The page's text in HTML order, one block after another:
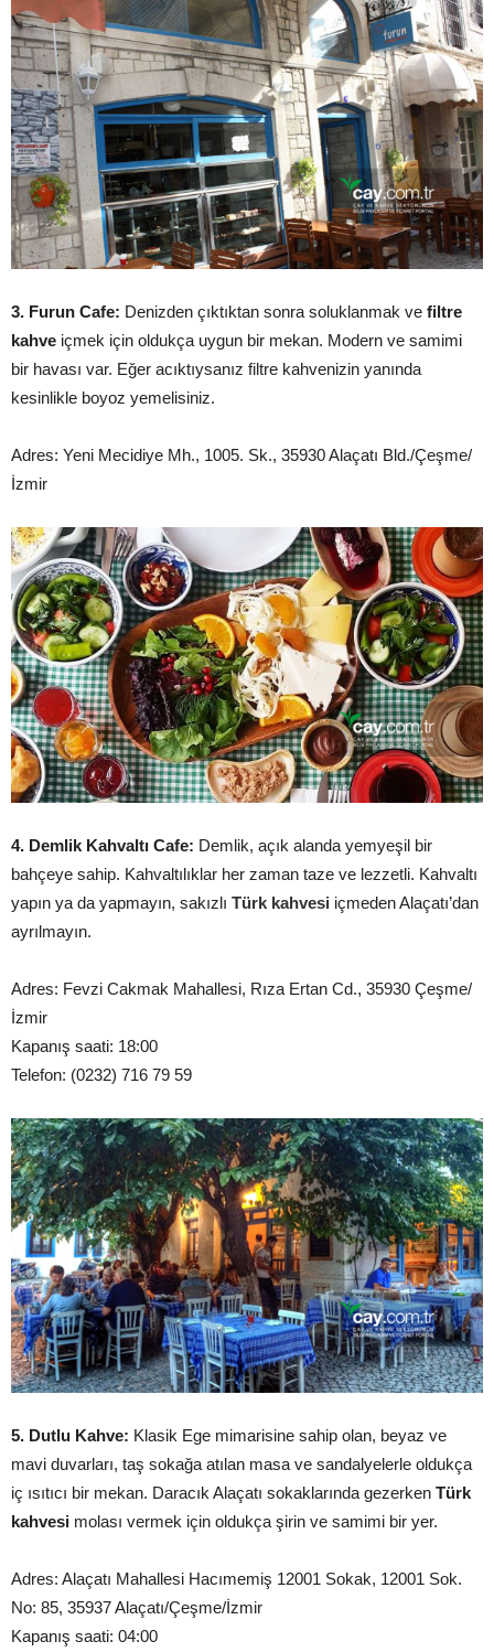
3. Furun Cafe: Denizden çıktıktan sonra soluklanmak ve filtre
kahve içmek için oldukça uygun bir mekan. Modern ve samimi
bir havası var. Eğer acıktıysanız filtre kahvenizin yanında
kesinlikle boyoz yemelisiniz.
Adres: Yeni Mecidiye Mh., 1005. Sk., 35930 Alaçatı Bld./Çeşme/
İzmir
4. Demlik Kahvaltı Cafe: Demlik, açık alanda yemyeşil bir
bahçeye sahip. Kahvaltılıklar her zaman taze ve lezzetli. Kahvaltı
yapın ya da yapmayın, sakızlı Türk kahvesi içmeden Alaçatı’dan
ayrılmayın.
Adres: Fevzi Cakmak Mahallesi, Rıza Ertan Cd., 35930 Çeşme/
İzmir
Kapanış saati: 18:00
Telefon: (0232) 716 79 59
5. Dutlu Kahve: Klasik Ege mimarisine sahip olan, beyaz ve
mavi duvarları, taş sokağa atılan masa ve sandalyelerle oldukça
iç ısıtıcı bir mekan. Daracık Alaçatı sokaklarında gezerken Türk
kahvesi molası vermek için oldukça şirin ve samimi bir yer.
Adres: Alaçatı Mahallesi Hacımemiş 12001 Sokak, 12001 Sok.
No: 85, 35937 Alaçatı/Çeşme/İzmir
Kapanış saati: 04:00